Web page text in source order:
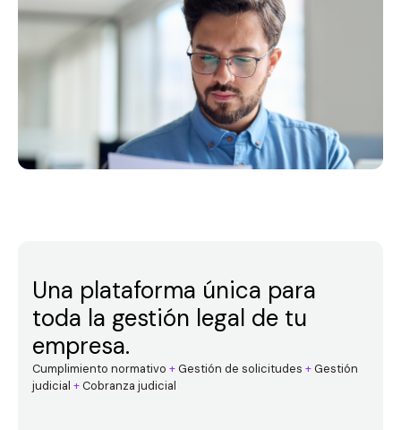
Una plataforma única para
toda la gestión legal de tu
empresa.
Cumplimiento normativo +Gestión de solicitudes +Gestión
judicial +Cobranza judicial